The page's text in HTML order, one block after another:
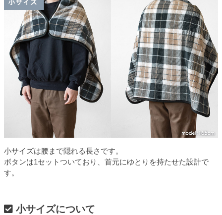
小サイズは腰まで隠れる長さです。
ボタンは1セットついており、首元にゆとりを持たせた設計で
す。
小サイズについて